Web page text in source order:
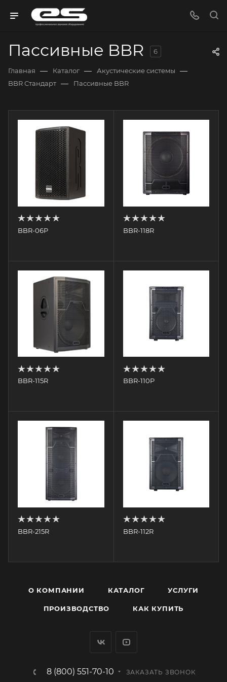
Пассивные BBR 6
Главная — Каталог — Акустические системы —
BBR Стандарт — Пассивные BBR
BBR-06P BBR-118R
BBR-115R BBR-110P
BBR-215R BBR-112R
О КОМПАНИИ КАТАЛОГ УСЛУГИ
ПРОИЗВОДСТВО КАК КУПИТЬ
8 (800) 551-70-10 ЗАКАЗАТЬ ЗВОНОК